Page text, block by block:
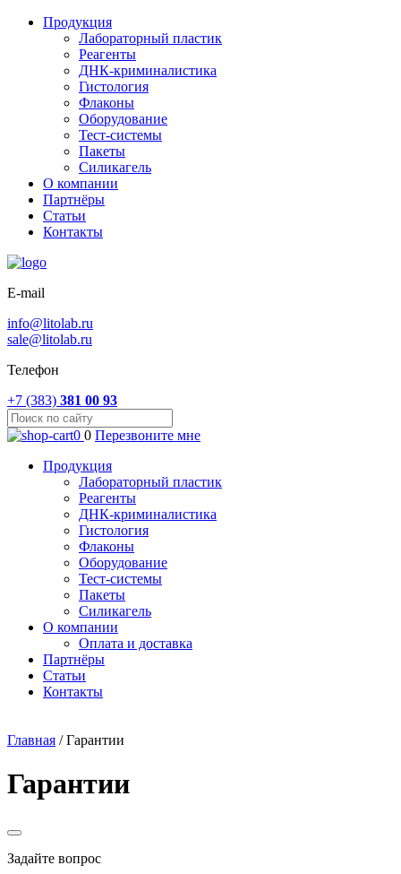
Продукция
Лабораторный пластик
Реагенты
ДНК-криминалистика
Гистология
Флаконы
Оборудование
Тест-системы
Пакеты
Силикагель
О компании
Партнёры
Статьи
Контакты
E-mail
info@litolab.ru
sale@litolab.ru
Телефон
+7 (383) 381 00 93
0 0 Перезвоните мне
Продукция
Лабораторный пластик
Реагенты
ДНК-криминалистика
Гистология
Флаконы
Оборудование
Тест-системы
Пакеты
Силикагель
О компании
Оплата и доставка
Партнёры
Статьи
Контакты
Главная /Гарантии
Гарантии
Задайте вопрос